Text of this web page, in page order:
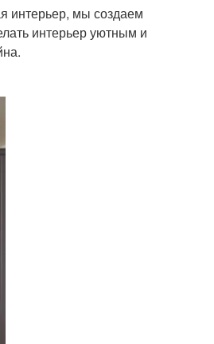
интерьер, мы создаем
интерьер уютным и